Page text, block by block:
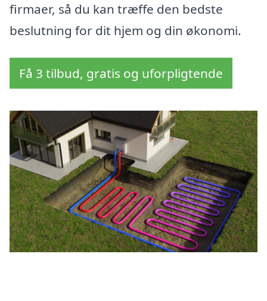
firmaer, så du kan træffe den bedste
beslutning for dit hjem og din økonomi.
Få 3 tilbud, gratis og uforpligtende